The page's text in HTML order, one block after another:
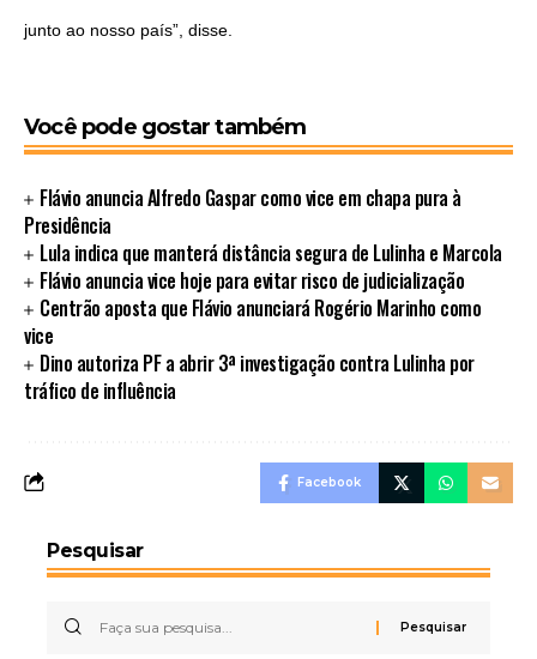
junto ao nosso país”, disse.
Você pode gostar também
Flávio anuncia Alfredo Gaspar como vice em chapa pura à
Presidência
Lula indica que manterá distância segura de Lulinha e Marcola
Flávio anuncia vice hoje para evitar risco de judicialização
Centrão aposta que Flávio anunciará Rogério Marinho como
vice
Dino autoriza PF a abrir 3ª investigação contra Lulinha por
tráfico de influência
Facebook
Pesquisar